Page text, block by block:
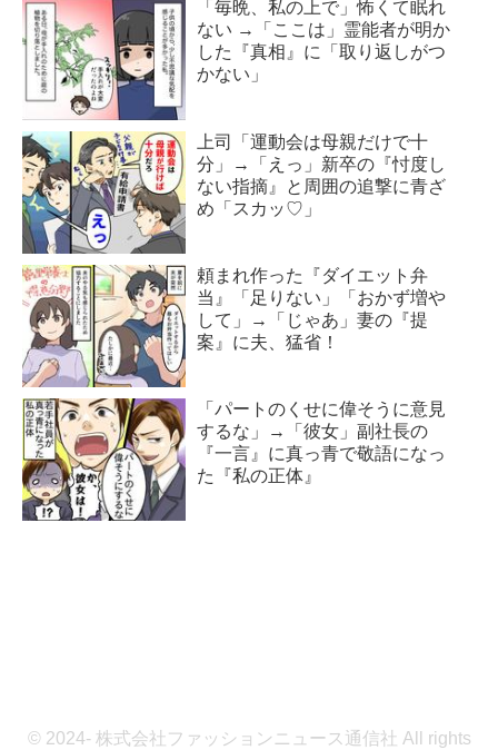
「毎晩、私の上で」怖くて眠れ
ない →「ここは」霊能者が明か
した『真相』に「取り返しがつ
かない」
上司「運動会は母親だけで十
分」→「えっ」新卒の『忖度し
ない指摘』と周囲の追撃に青ざ
め「スカッ♡」
頼まれ作った『ダイエット弁
当』「足りない」「おかず増や
して」→「じゃあ」妻の『提
案』に夫、猛省！
「パートのくせに偉そうに意見
するな」→「彼女」副社長の
『一言』に真っ青で敬語になっ
た『私の正体』
© 2024- 株式会社ファッションニュース通信社 All rights